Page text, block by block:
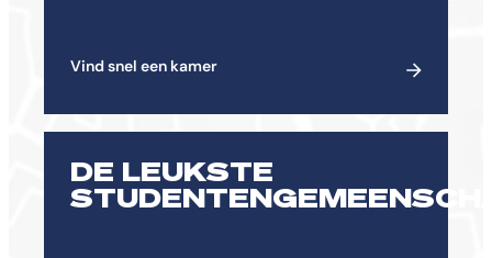
Vind snel een kamer
DE LEUKSTE